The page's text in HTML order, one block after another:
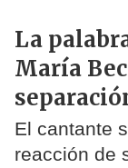
La
María
El cantante
reacción de